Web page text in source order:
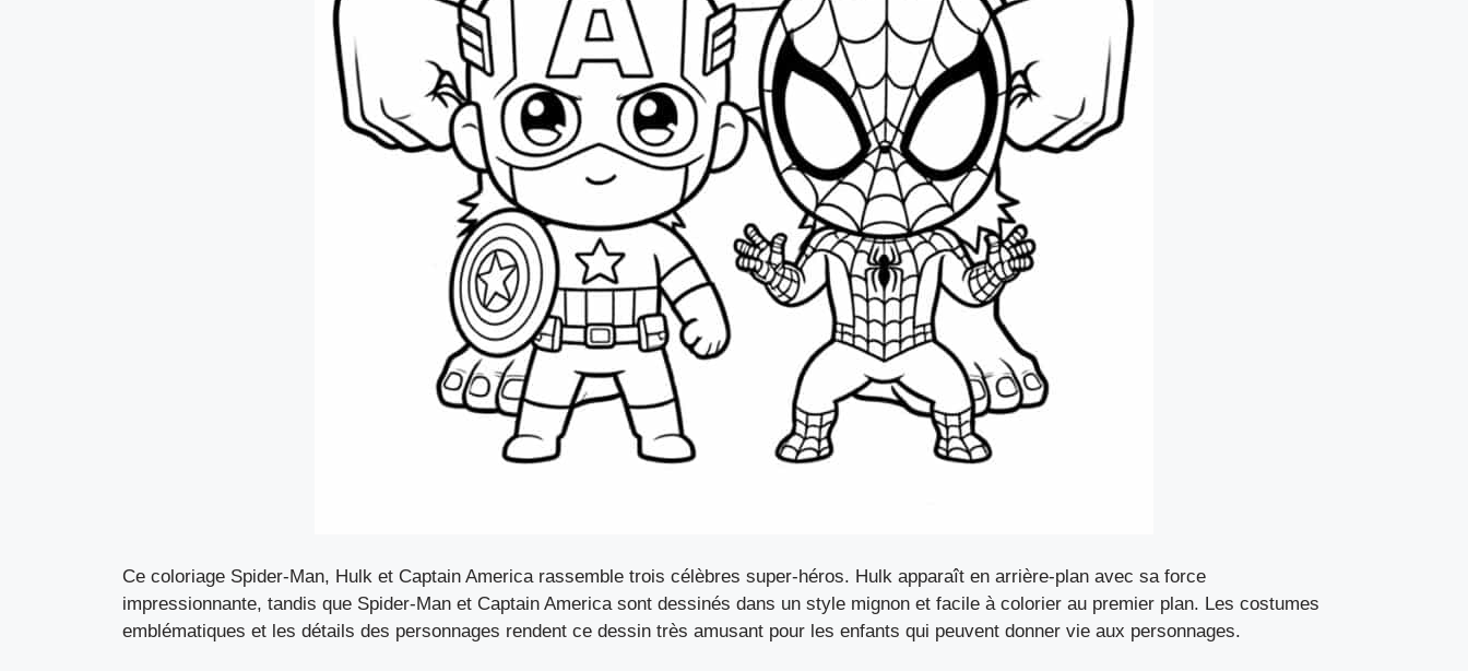
Ce coloriage Spider-Man, Hulk et Captain America rassemble trois célèbres super-héros. Hulk apparaît en arrière-plan avec sa force
impressionnante, tandis que Spider-Man et Captain America sont dessinés dans un style mignon et facile à colorier au premier plan. Les costumes
emblématiques et les détails des personnages rendent ce dessin très amusant pour les enfants qui peuvent donner vie aux personnages.